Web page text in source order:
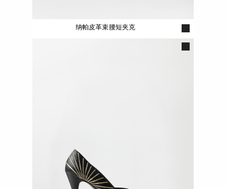
纳帕皮革束腰短夹克